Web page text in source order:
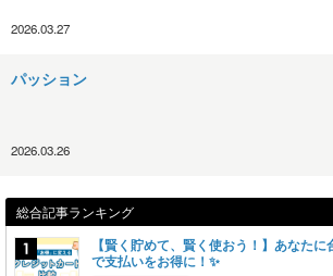
2026.03.27
パッション
2026.03.26
総合記事ランキング
【賢く貯めて、賢く使おう！】あなた
で支払いをお得に！✨